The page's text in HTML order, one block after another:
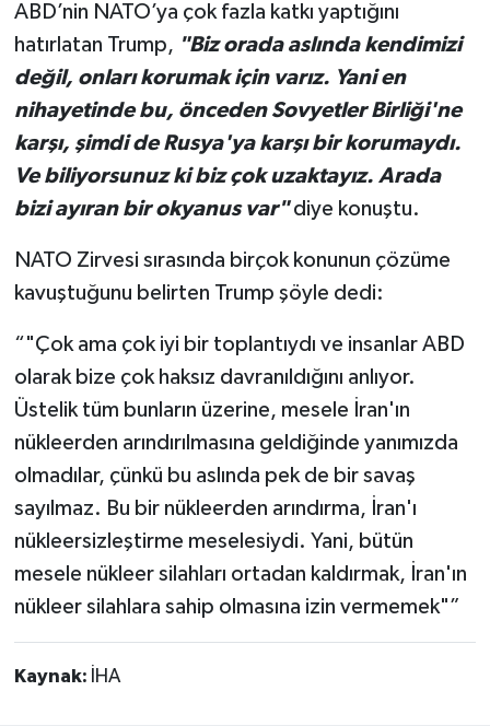
ABD’nin NATO’ya çok fazla katkı yaptığını
hatırlatan Trump, "Biz orada aslında kendimizi
değil, onları korumak için varız. Yani en
nihayetinde bu, önceden Sovyetler Birliği'ne
karşı, şimdi de Rusya'ya karşı bir korumaydı.
Ve biliyorsunuz ki biz çok uzaktayız. Arada
bizi ayıran bir okyanus var"diye konuştu.
NATO Zirvesi sırasında birçok konunun çözüme
kavuştuğunu belirten Trump şöyle dedi:
“"Çok ama çok iyi bir toplantıydı ve insanlar ABD
olarak bize çok haksız davranıldığını anlıyor.
Üstelik tüm bunların üzerine, mesele İran'ın
nükleerden arındırılmasına geldiğinde yanımızda
olmadılar, çünkü bu aslında pek de bir savaş
sayılmaz. Bu bir nükleerden arındırma, İran'ı
nükleersizleştirme meselesiydi. Yani, bütün
mesele nükleer silahları ortadan kaldırmak, İran'ın
nükleer silahlara sahip olmasına izin vermemek"”
Kaynak: İHA